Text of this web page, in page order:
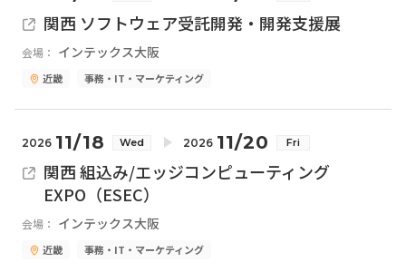
関西 ソフトウェア受託開発・開発支援展
会場： インテックス大阪
近畿 事務・IT・マーケティング
2026 11/18 Wed 2026 11/20 Fri
関西 組込み/エッジコンピューティング
EXPO（ESEC）
会場： インテックス大阪
近畿 事務・IT・マーケティング